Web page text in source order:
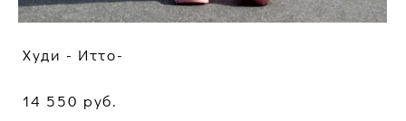
Худи - Итто-
14 550 pуб.